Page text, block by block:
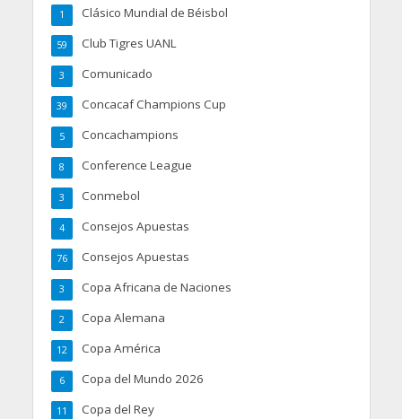
Clásico Mundial de Béisbol
1
Club Tigres UANL
59
Comunicado
3
Concacaf Champions Cup
39
Concachampions
5
Conference League
8
Conmebol
3
Consejos Apuestas
4
Consejos Apuestas
76
Copa Africana de Naciones
3
Copa Alemana
2
Copa América
12
Copa del Mundo 2026
6
Copa del Rey
11